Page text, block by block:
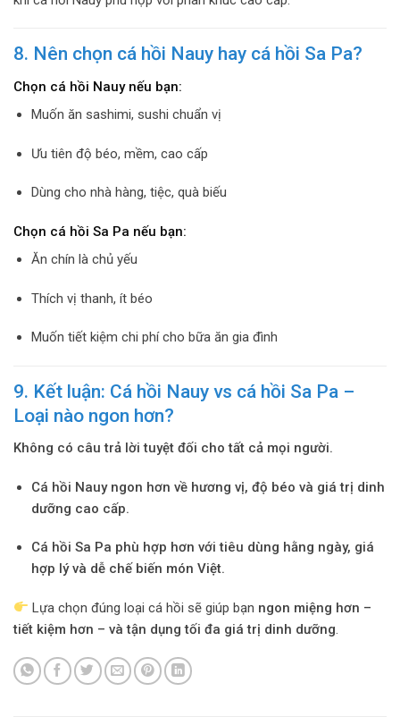
8. Nên chọn cá hồi Nauy hay cá hồi Sa Pa?
Chọn cá hồi Nauy nếu bạn:
Muốn ăn sashimi, sushi chuẩn vị
Ưu tiên độ béo, mềm, cao cấp
Dùng cho nhà hàng, tiệc, quà biếu
Chọn cá hồi Sa Pa nếu bạn:
Ăn chín là chủ yếu
Thích vị thanh, ít béo
Muốn tiết kiệm chi phí cho bữa ăn gia đình
9. Kết luận: Cá hồi Nauy vs cá hồi Sa Pa –
Loại nào ngon hơn?
Không có câu trả lời tuyệt đối cho tất cả mọi người.
Cá hồi Nauy ngon hơn về hương vị, độ béo và giá trị dinh
dưỡng cao cấp.
Cá hồi Sa Pa phù hợp hơn với tiêu dùng hằng ngày, giá
hợp lý và dễ chế biến món Việt.
Lựa chọn đúng loại cá hồi sẽ giúp bạn ngon miệng hơn –
tiết kiệm hơn – và tận dụng tối đa giá trị dinh dưỡng.